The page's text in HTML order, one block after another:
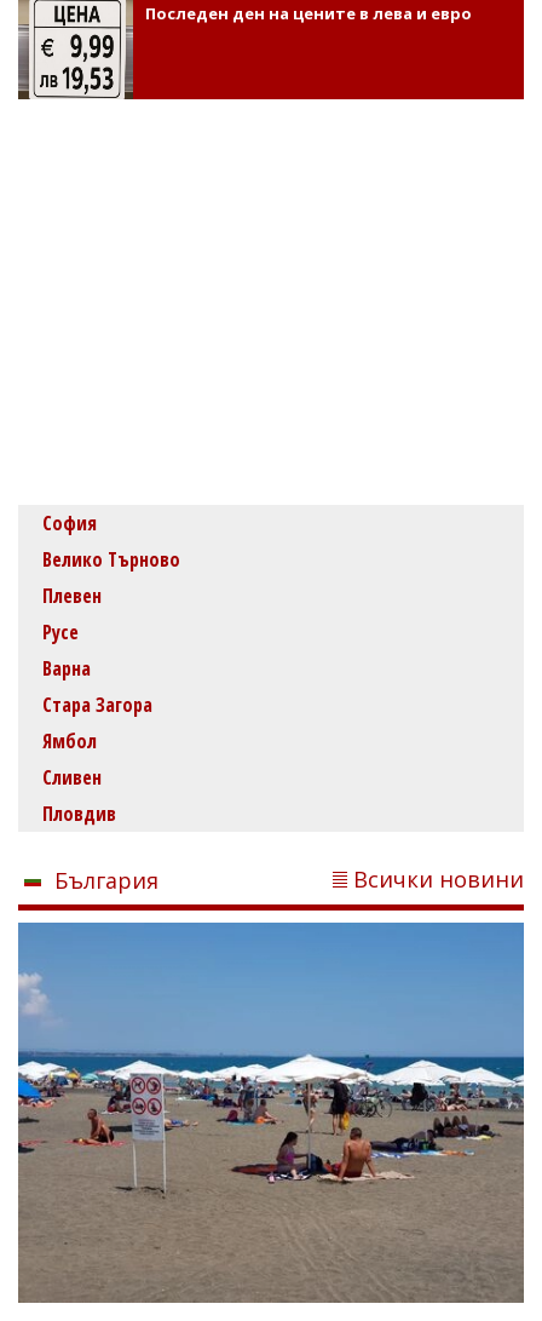
Последен ден на цените в лева и евро
София
Велико Търново
Плевен
Русе
Варна
Стара Загора
Ямбол
Сливен
Пловдив
България Всички новини